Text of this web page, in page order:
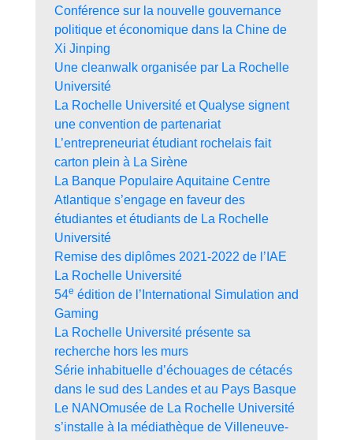
Conférence sur la nouvelle gouvernance
politique et économique dans la Chine de
Xi Jinping
Une cleanwalk organisée par La Rochelle
Université
La Rochelle Université et Qualyse signent
une convention de partenariat
L’entrepreneuriat étudiant rochelais fait
carton plein à La Sirène
La Banque Populaire Aquitaine Centre
Atlantique s’engage en faveur des
étudiantes et étudiants de La Rochelle
Université
Remise des diplômes 2021-2022 de l’IAE
La Rochelle Université
54e édition de l’International Simulation and
Gaming
La Rochelle Université présente sa
recherche hors les murs
Série inhabituelle d’échouages de cétacés
dans le sud des Landes et au Pays Basque
Le NANOmusée de La Rochelle Université
s’installe à la médiathèque de Villeneuve-